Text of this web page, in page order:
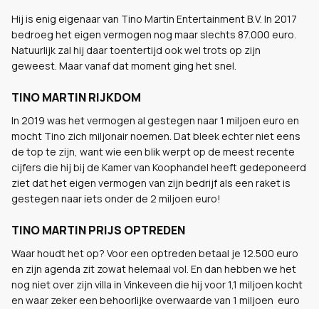
Hij is enig eigenaar van Tino Martin Entertainment B.V. In 2017
bedroeg het eigen vermogen nog maar slechts 87.000 euro.
Natuurlijk zal hij daar toentertijd ook wel trots op zijn
geweest. Maar vanaf dat moment ging het snel.
TINO MARTIN RIJKDOM
In 2019 was het vermogen al gestegen naar 1 miljoen euro en
mocht Tino zich miljonair noemen. Dat bleek echter niet eens
de top te zijn, want wie een blik werpt op de meest recente
cijfers die hij bij de Kamer van Koophandel heeft gedeponeerd
ziet dat het eigen vermogen van zijn bedrijf als een raket is
gestegen naar iets onder de 2 miljoen euro!
TINO MARTIN PRIJS OPTREDEN
Waar houdt het op? Voor een optreden betaal je 12.500 euro
en zijn agenda zit zowat helemaal vol. En dan hebben we het
nog niet over zijn villa in Vinkeveen die hij voor 1,1 miljoen kocht
en waar zeker een behoorlijke overwaarde van 1 miljoen euro